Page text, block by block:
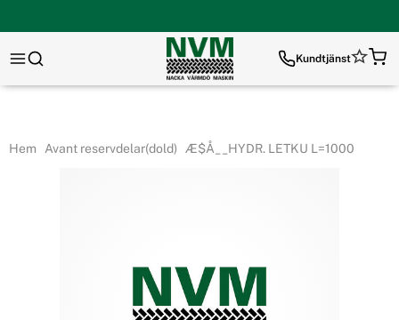
Kundtjänst
Hem Avant reservdelar(dold) Æ$Å__HYDR. LETKU L=1000